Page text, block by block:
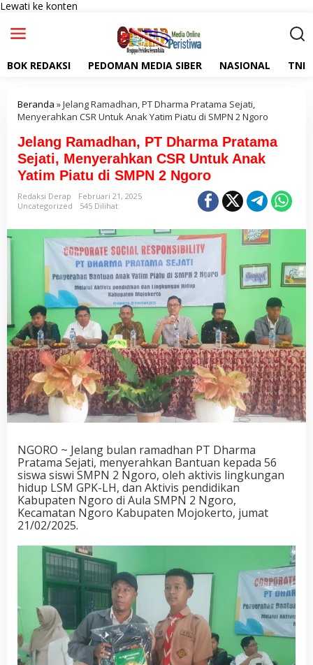
Lewati ke konten
BOK REDAKSI PEDOMAN MEDIA SIBER NASIONAL TNI
Beranda »Jelang Ramadhan, PT Dharma Pratama Sejati,
Menyerahkan CSR Untuk Anak Yatim Piatu di SMPN 2 Ngoro
Jelang Ramadhan, PT Dharma Pratama
Sejati, Menyerahkan CSR Untuk Anak
Yatim Piatu di SMPN 2 Ngoro
Redaksi Derap
Februari 21, 2025
Uncategorized
545 Dilihat
NGORO ~ Jelang bulan ramadhan PT Dharma
Pratama Sejati, menyerahkan Bantuan kepada 56
siswa siswi SMPN 2 Ngoro, oleh aktivis lingkungan
hidup LSM GPK-LH, dan Aktivis pendidikan
Kabupaten Ngoro di Aula SMPN 2 Ngoro,
Kecamatan Ngoro Kabupaten Mojokerto, jumat
21/02/2025.